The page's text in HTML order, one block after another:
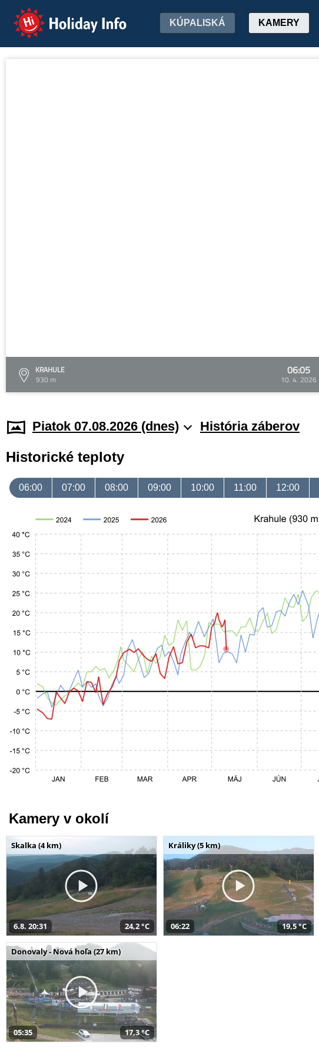
Holiday Info KÚPALISKÁ KAMERY
KRAHULE
930 m
06:05
10. 4. 2026
Piatok 07.08.2026 (dnes) História záberov
Historické teploty
06:00 07:00 08:00 09:00 10:00 11:00 12:00
Kamery v okolí
Skalka (4 km)
6.8. 20:31 24,2 °C
Králiky (5 km)
06:22 19,5 °C
Donovaly - Nová hoľa (27 km)
05:35 17,3 °C